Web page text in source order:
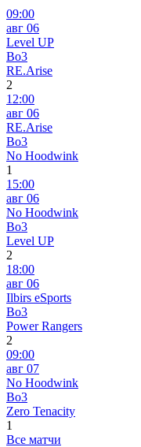
09:00
авг 06
Level UP
Bo3
RE.Arise
2
12:00
авг 06
RE.Arise
Bo3
No Hoodwink
1
15:00
авг 06
No Hoodwink
Bo3
Level UP
2
18:00
авг 06
Ilbirs eSports
Bo3
Power Rangers
2
09:00
авг 07
No Hoodwink
Bo3
Zero Tenacity
1
Все матчи